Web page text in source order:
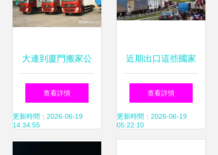
大連到廈門搬家公
司2023 省市縣與
鄉(xiāng)鎮(zhèn)
查看詳情
更新時間：2026-06-19
14:34:55
近期出口這些國家
面臨貨物延遲風
險！運輸代理須謹
查看詳情
更新時間：2026-06-19
05:22:10